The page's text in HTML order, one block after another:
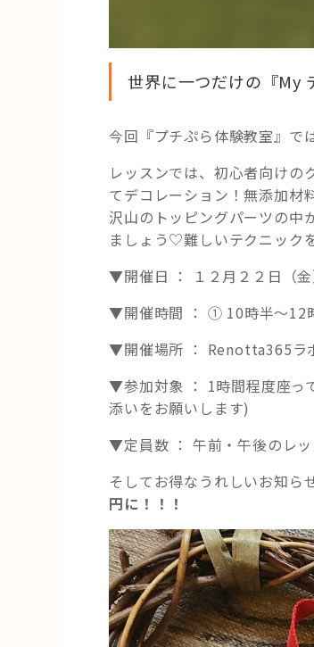
世界に一つだけの『My
今回『プチぷら体験教室』で
レッスンでは、初心者向けの
てデコレーション！無添加材
沢山のトッピングパーツの中
ましょう♡難しいテクニック
▼開催日 ： １２月２２日（金
▼開催時間 ： ① 10時半～
▼開催場所 ： Renotta365ラ
▼参加対象 ： 1時間程度座っ
添いをお願いします)
▼定員数 ： 午前・午後のレ
そしてお得なうれしいお知ら
円に！！！